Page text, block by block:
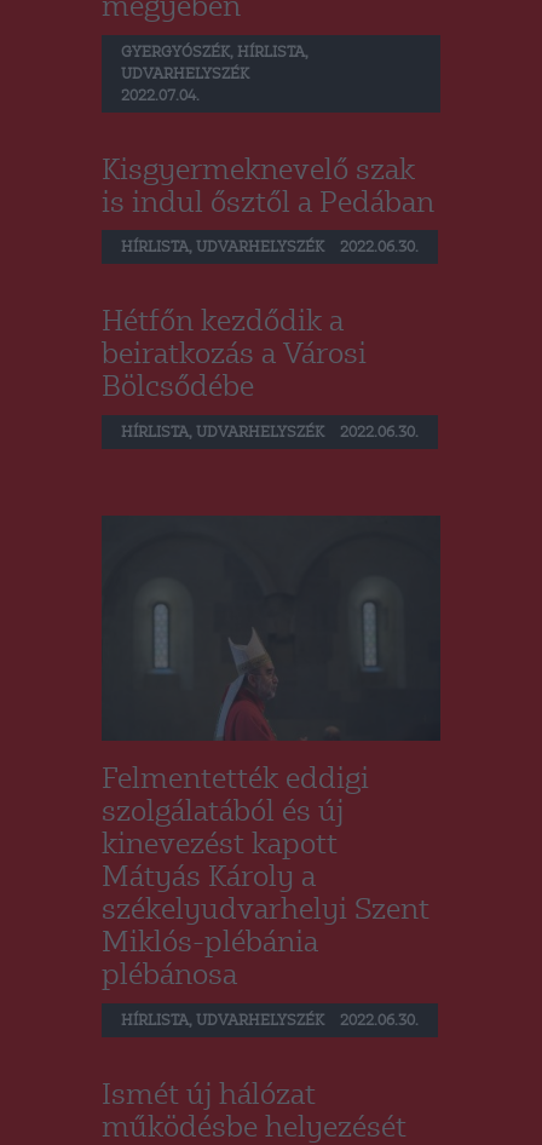
megyében
GYERGYÓSZÉK, HÍRLISTA,
UDVARHELYSZÉK
2022.07.04.
Kisgyermeknevelő szak
is indul ősztől a Pedában
HÍRLISTA, UDVARHELYSZÉK 2022.06.30.
Hétfőn kezdődik a
beiratkozás a Városi
Bölcsődébe
HÍRLISTA, UDVARHELYSZÉK 2022.06.30.
Felmentették eddigi
szolgálatából és új
kinevezést kapott
Mátyás Károly a
székelyudvarhelyi Szent
Miklós-plébánia
plébánosa
HÍRLISTA, UDVARHELYSZÉK 2022.06.30.
Ismét új hálózat
működésbe helyezését